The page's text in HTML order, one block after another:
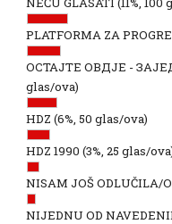
PLATFORMA ZA
ОСТАЈТЕ ОВДЈЕ -
glas/ova)
HDZ (6%, 50 glas/ova)
HDZ 1990 (3%, 25 glas/
NISAM JOŠ ODLUČILA/O
NIJEDNU OD